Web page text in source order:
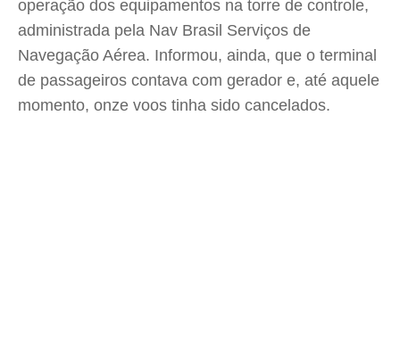
operação dos equipamentos na torre de controle,
administrada pela Nav Brasil Serviços de
Navegação Aérea. Informou, ainda, que o terminal
de passageiros contava com gerador e, até aquele
momento, onze voos tinha sido cancelados.